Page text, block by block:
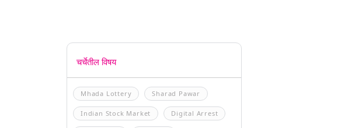
चर्चेतील विषय
Mhada Lottery Sharad Pawar
Indian Stock Market Digital Arrest